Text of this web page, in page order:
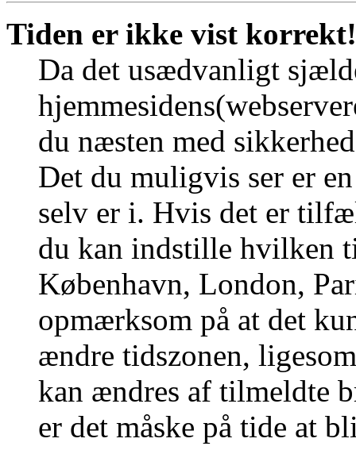
Tiden er ikke vist korrekt!
Da det usædvanligt
du næsten med
Det du muligvis ser er
selv er i. Hvis det er
du kan indstille hvilken
København, London,
opmærksom på at det
ændre tidszonen,
kan ændres af tilmeldte
er det måske på tide at